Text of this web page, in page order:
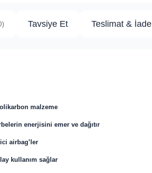
Tavsiye Et Teslimat & İade
malzeme
enerjisini emer ve dağıtır
airbag’ler
kullanım sağlar